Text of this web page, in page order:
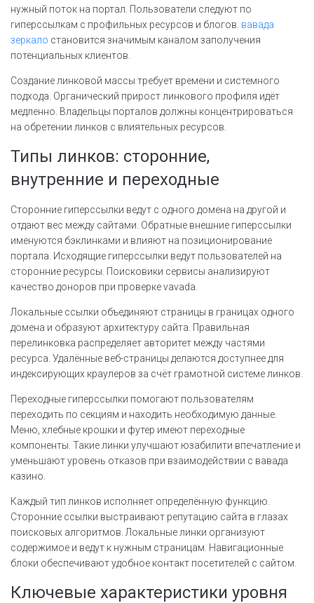
нужный поток на портал. Пользователи следуют по
гиперссылкам с профильных ресурсов и блогов. вавада
зеркало становится значимым каналом заполучения
потенциальных клиентов.
Создание линковой массы требует времени и системного
подхода. Органический прирост линкового профиля идёт
медленно. Владельцы порталов должны концентрироваться
на обретении линков с влиятельных ресурсов.
Типы линков: сторонние,
внутренние и переходные
Сторонние гиперссылки ведут с одного домена на другой и
отдают вес между сайтами. Обратные внешние гиперссылки
именуются бэклинками и влияют на позиционирование
портала. Исходящие гиперссылки ведут пользователей на
сторонние ресурсы. Поисковики сервисы анализируют
качество доноров при проверке vavada.
Локальные ссылки объединяют страницы в границах одного
домена и образуют архитектуру сайта. Правильная
перелинковка распределяет авторитет между частями
ресурса. Удалённые веб-страницы делаются доступнее для
индексирующих краулеров за счёт грамотной системе линков.
Переходные гиперссылки помогают пользователям
переходить по секциям и находить необходимую данные.
Меню, хлебные крошки и футер имеют переходные
компоненты. Такие линки улучшают юзабилити впечатление и
уменьшают уровень отказов при взаимодействии с вавада
казино.
Каждый тип линков исполняет определённую функцию.
Сторонние ссылки выстраивают репутацию сайта в глазах
поисковых алгоритмов. Локальные линки организуют
содержимое и ведут к нужным страницам. Навигационные
блоки обеспечивают удобное контакт посетителей с сайтом.
Ключевые характеристики уровня